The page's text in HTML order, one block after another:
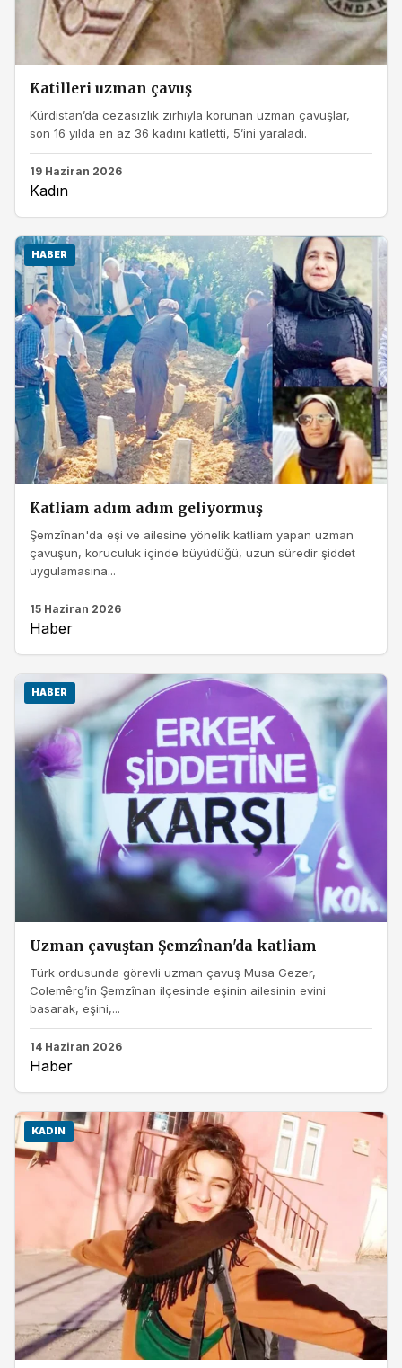
Katilleri uzman çavuş
Kürdistan’da cezasızlık zırhıyla korunan uzman çavuşlar,
son 16 yılda en az 36 kadını katletti, 5’ini yaraladı.
19 Haziran 2026
Kadın
HABER
Katliam adım adım geliyormuş
Şemzînan'da eşi ve ailesine yönelik katliam yapan uzman
çavuşun, koruculuk içinde büyüdüğü, uzun süredir şiddet
uygulamasına...
15 Haziran 2026
Haber
HABER
Uzman çavuştan Şemzînan'da katliam
Türk ordusunda görevli uzman çavuş Musa Gezer,
Colemêrg’in Şemzînan ilçesinde eşinin ailesinin evini
basarak, eşini,...
14 Haziran 2026
Haber
KADIN